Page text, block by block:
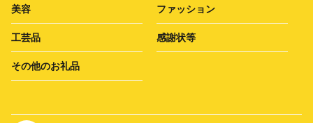
美容 ファッション
工芸品 感謝状等
その他のお礼品